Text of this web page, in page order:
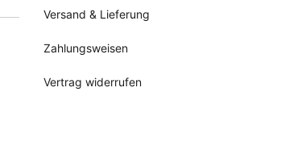
Versand & Lieferung
Zahlungsweisen
Vertrag widerrufen